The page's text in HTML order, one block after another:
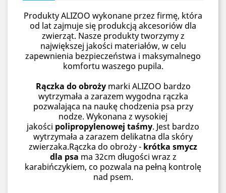
Produkty ALIZOO wykonane przez firmę, która
od lat zajmuje się produkcją akcesoriów dla
zwierząt. Nasze produkty tworzymy z
największej jakości materiałów, w celu
zapewnienia bezpieczeństwa i maksymalnego
komfortu waszego pupila.
Rączka do obrożymarki ALIZOO bardzo
wytrzymała a zarazem wygodna rączka
pozwalająca na naukę chodzenia psa przy
nodze. Wykonana z wysokiej
jakości polipropylenowej taśmy. Jest bardzo
wytrzymała a zarazem delikatna dla skóry
zwierzaka.Rączka do obroży - krótka smycz
dla psa ma 32cm długości wraz z
karabińczykiem, co pozwala na pełną kontrolę
nad psem.